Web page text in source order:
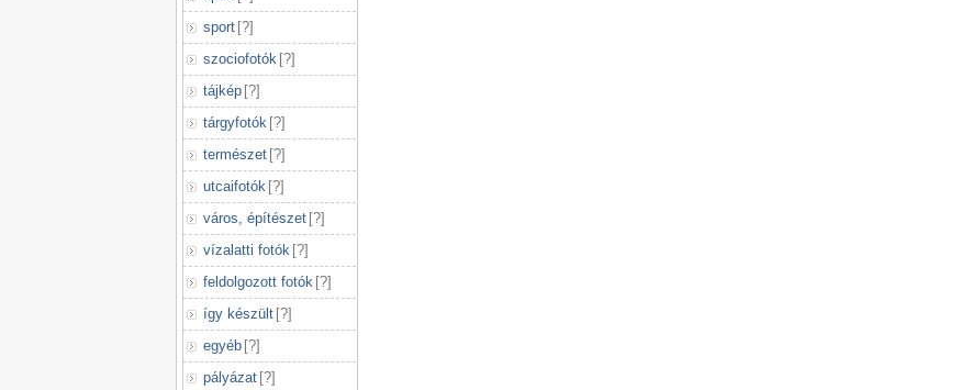
sport [?]
szociofotók [?]
tájkép [?]
tárgyfotók [?]
természet [?]
utcaifotók [?]
város, építészet [?]
vízalatti fotók [?]
feldolgozott fotók [?]
így készült [?]
egyéb [?]
pályázat [?]